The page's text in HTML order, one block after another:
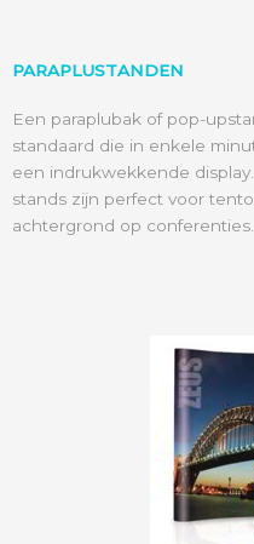
PARAPLUSTANDEN
Een paraplubak of pop-
standaard die in enkele
een indrukwekkende
stands zijn perfect voor
achtergrond op conferenties.